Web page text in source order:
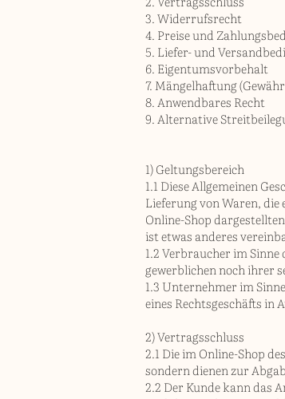
3. Widerrufsrecht
4. Preise und
5. Liefer- und
6. Eigentumsvorbehalt
7. Mängelhaftung
8. Anwendbares Recht
9. Alternative
1) Geltungsbereich
1.1 Diese Allgemeinen
Lieferung von Waren,
Online-Shop
ist etwas anderes
1.2 Verbraucher im
gewerblichen noch ihrer
1.3 Unternehmer im
eines Rechtsgeschäfts
2) Vertragsschluss
2.1 Die im Online-Shop
sondern dienen zur
2.2 Der Kunde kann das